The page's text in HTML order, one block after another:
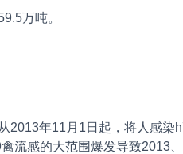
万吨。
年11月1日起，将人感染
流感的大范围爆发导致2013